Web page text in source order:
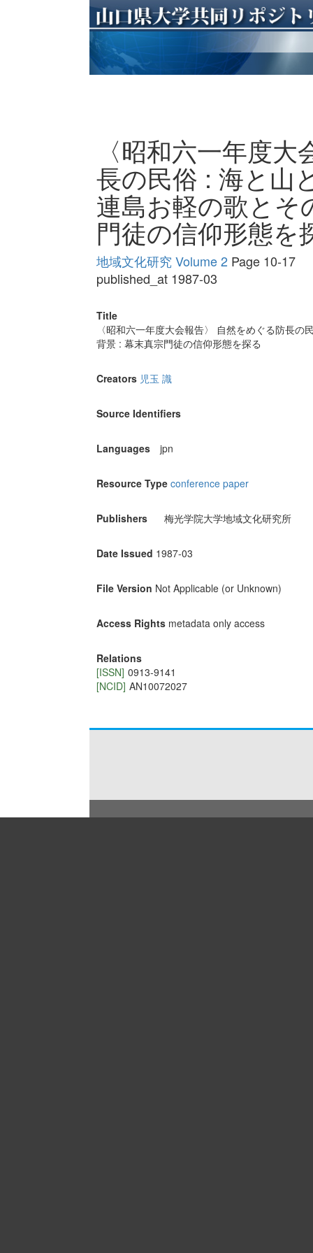
〈昭和六一年度
長の民俗 : 海と山
連島お軽の歌とそ
門徒の信仰形態を
地域文化研究 Volume 2Page 10-17
published_at 1987-03
Title
〈昭和六一年度大会報告〉 自然をめぐる防長
背景 : 幕末真宗門徒の信仰形態を探る
Creators 児玉 識
Source Identifiers
Languages jpn
Resource Type conference paper
Publishers 梅光学院大学地域文化研究所
Date Issued 1987-03
File Version Not Applicable (or Unknown)
Access Rights metadata only access
Relations
[ISSN] 0913-9141
[NCID] AN10072027